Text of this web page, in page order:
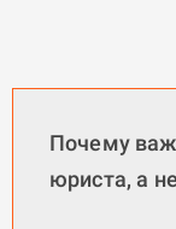
Почему
юриста, а